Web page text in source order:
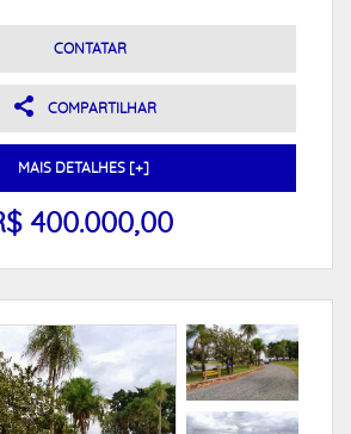
CONTATAR
COMPARTILHAR
MAIS DETALHES [+]
400.000,00